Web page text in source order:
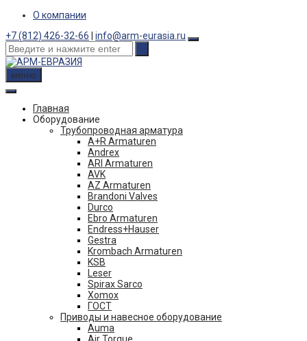
Skip
content
О компании
+7 (812) 426-32-66
info@arm-eurasia.ru
меню
Главная
Оборудование
Трубопроводная арматура
A+R Armaturen
Andrex
ARI Armaturen
AVK
AZ Armaturen
Brandoni Valves
Durco
Ebro Armaturen
Endress+Hauser
Gestra
Krombach Armaturen
KSB
Leser
Spirax Sarco
Xomox
ГОСТ
Приводы и навесное оборудование
Auma